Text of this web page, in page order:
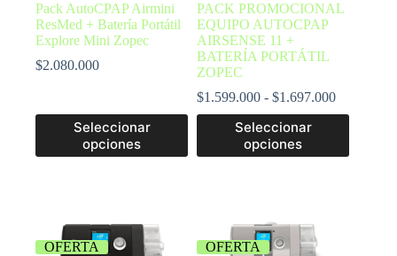
Pack AutoCPAP Airmini
ResMed + Batería Portátil
Explore Mini Zopec
$2.080.000
Seleccionar
opciones
PACK PROMOCIONAL
EQUIPO AUTOCPAP
AIRSENSE 11 +
BATERÍA PORTÁTIL
ZOPEC
$1.599.000 - $1.697.000
Seleccionar
opciones
OFERTA OFERTA